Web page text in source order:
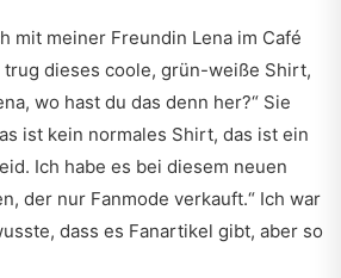
mit meiner Freundin Lena im Café
trug dieses coole, grün-weiße Shirt,
wo hast du das denn her?“ Sie
ist kein normales Shirt, das ist ein
Ich habe es bei diesem neuen
der nur Fanmode verkauft.“ Ich war
dass es Fanartikel gibt, aber so